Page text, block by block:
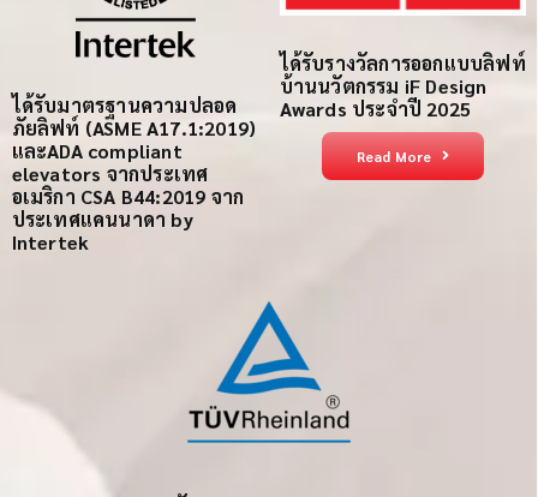
ได้รับมาตรฐานความปลอด
ภัยลิฟท์ (ASME A17.1:2019)
และADA compliant
elevators จากประเทศ
อเมริกา CSA B44:2019 จาก
ประเทศแคนนาดา by
Intertek
ได้รับรางวัลการออกแบบลิฟท์
บ้านนวัตกรรม iF Design
Awards ประจำปี 2025
Read More